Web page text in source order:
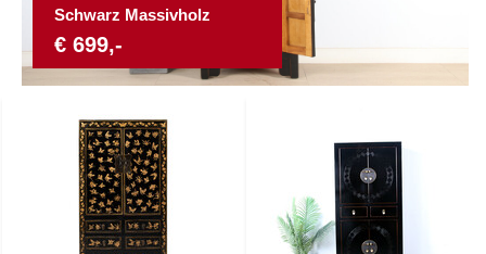
Schwarz Massivholz
€ 699,-